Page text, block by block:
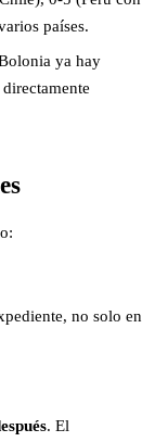
países.
ya hay
no solo en
. El